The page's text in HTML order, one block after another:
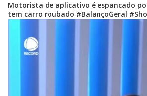
Motorista de aplicativo é espancado
tem carro roubado #BalançoGeral